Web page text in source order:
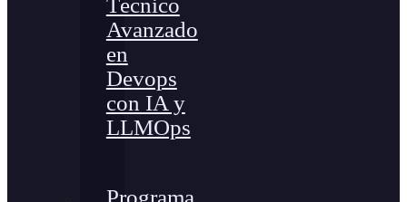
Técnico
Avanzado
en
Devops
con IA y
LLMOps
Programa